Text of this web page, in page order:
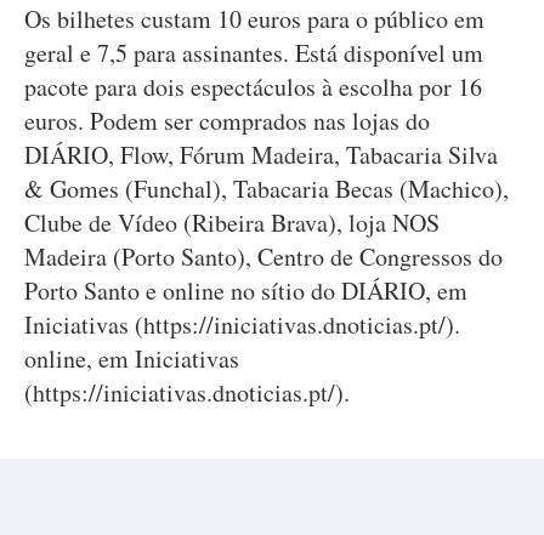
Os bilhetes custam 10 euros para o público em
geral e 7,5 para assinantes. Está disponível um
pacote para dois espectáculos à escolha por 16
euros. Podem ser comprados nas lojas do
DIÁRIO, Flow, Fórum Madeira, Tabacaria Silva
& Gomes (Funchal), Tabacaria Becas (Machico),
Clube de Vídeo (Ribeira Brava), loja NOS
Madeira (Porto Santo), Centro de Congressos do
Porto Santo e online no sítio do DIÁRIO, em
Iniciativas (https://iniciativas.dnoticias.pt/).
online, em Iniciativas
(https://iniciativas.dnoticias.pt/).